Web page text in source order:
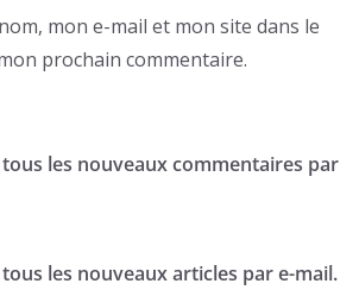
mon e-mail et mon site dans le
prochain commentaire.
les nouveaux commentaires par
les nouveaux articles par e-mail.